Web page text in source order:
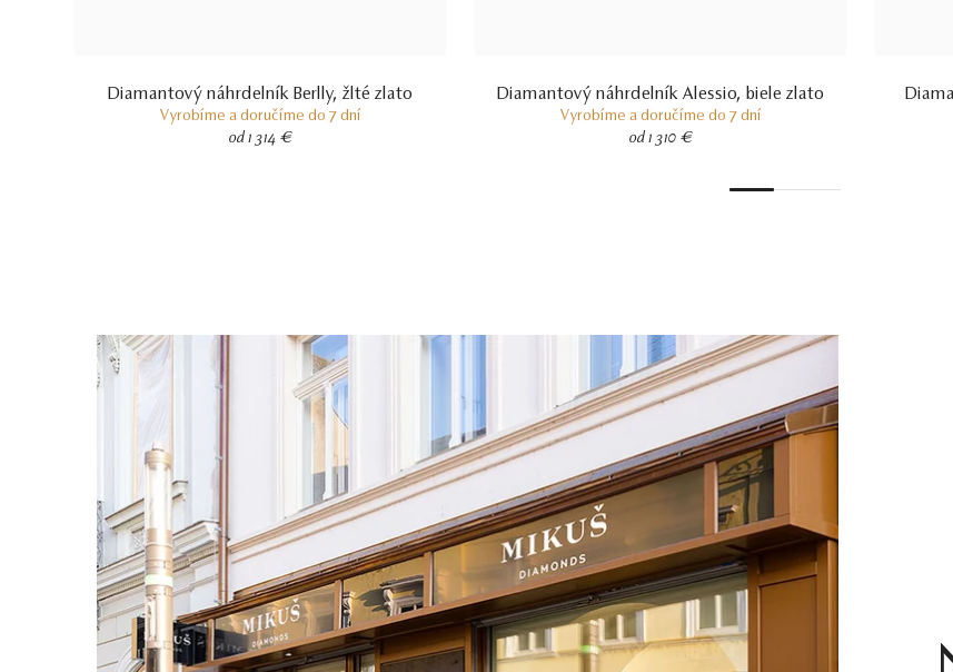
Diamantový náhrdelník Berlly, žlté zlato
Vyrobíme a doručíme do 7 dní
od 1 314 €
Diamantový náhrdelník Alessio, biele zlato
Vyrobíme a doručíme do 7 dní
od 1 310 €